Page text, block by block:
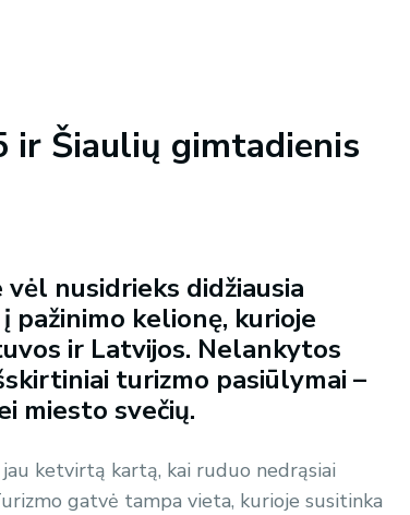
ir Šiaulių gimtadienis
nusidrieks didžiausia
pažinimo kelionę, kurioje
ir Latvijos. Nelankytos
turizmo pasiūlymai –
miesto svečių.
ketvirtą kartą, kai ruduo nedrąsiai
gatvė tampa vieta, kurioje susitinka